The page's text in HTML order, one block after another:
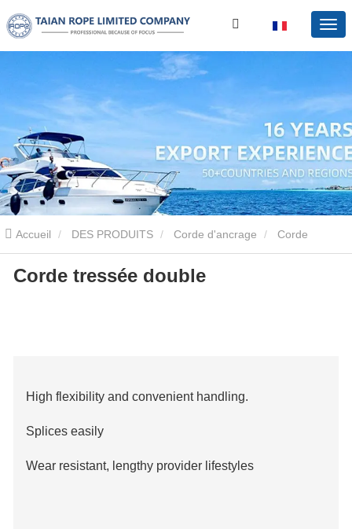
Accueil DES PRODUITS Corde d'ancrage Corde
d'ancrage tressée double Corde tressée double
Corde tressée double
High flexibility and convenient handling.
Splices easily
Wear resistant, lengthy provider lifestyles